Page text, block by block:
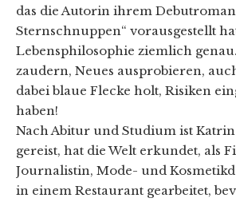
das die Autorin ihrem
Sternschnuppen“ vorausgestellt
Lebensphilosophie ziemlich
zaudern, Neues ausprobieren,
dabei blaue Flecke holt, Risiken
haben!
Nach Abitur und Studium ist
gereist, hat die Welt erkundet, als
Journalistin, Mode- und
in einem Restaurant gearbeitet,